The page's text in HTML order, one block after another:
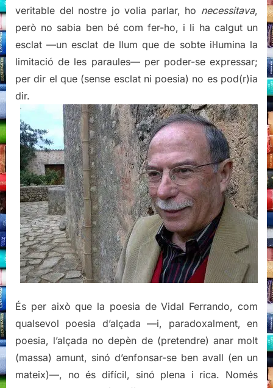
veritable del nostre jo volia parlar, ho necessitava,
però no sabia ben bé com fer-ho, i li ha calgut un
esclat —un esclat de llum que de sobte il·lumina la
limitació de les paraules— per poder-se expressar;
per dir el que (sense esclat ni poesia) no es pod(r)ia
dir.
És per això que la poesia de Vidal Ferrando, com
qualsevol poesia d’alçada —i, paradoxalment, en
poesia, l’alçada no depèn de (pretendre) anar molt
(massa) amunt, sinó d’enfonsar-se ben avall (en un
mateix)—, no és difícil, sinó plena i rica. Només